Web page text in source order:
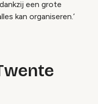
een grote
kan organiseren.’